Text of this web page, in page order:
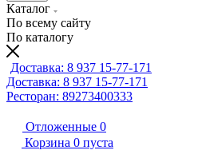
Каталог
По всему сайту
По каталогу
Доставка: 8 937 15-77-171
Доставка: 8 937 15-77-171
Ресторан: 89273400333
Отложенные 0
Корзина 0 пуста